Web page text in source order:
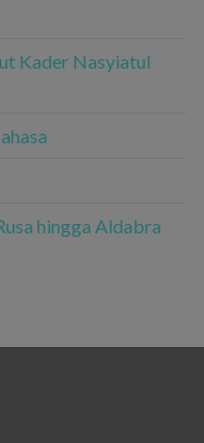
Kader Nasyiatul
hingga Aldabra